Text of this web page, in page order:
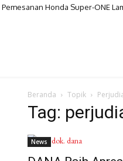
Pemesanan Honda Super-ONE
Beranda Topik
Tag:
News